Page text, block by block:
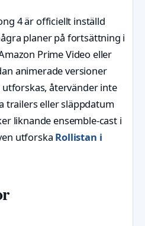
4 är officiellt inställd
planer på fortsättning i
Prime Video eller
animerade versioner
återvänder inte
trailers eller släppdatum
liknande ensemble-cast i
utforska Rollistan i